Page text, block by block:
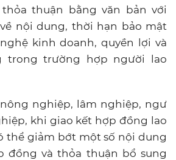
thuận bằng văn bản với
nội dung, thời hạn bảo mật
kinh doanh, quyền lợi và
trong trường hợp người lao
nghiệp, lâm nghiệp, ngư
khi giao kết hợp đồng lao
thể giảm bớt một số nội dung
đồng và thỏa thuận bổ sung